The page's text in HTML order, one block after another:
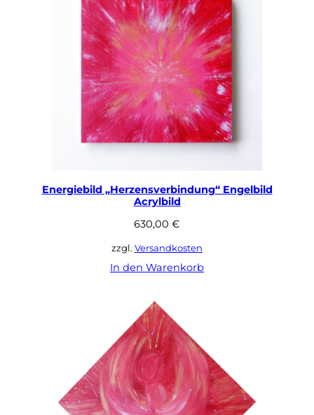
Energiebild „Herzensverbindung“ Engelbild
Acrylbild
630,00 €
zzgl. Versandkosten
In den Warenkorb